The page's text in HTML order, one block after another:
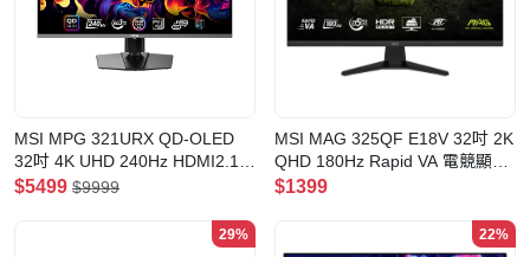
MSI MPG 321URX QD-OLED
32吋 4K UHD 240Hz HDMI2.1
QD-OLED 電競顯示器(MO-
$5499 $9999
MSI MAG 325QF E18V 32吋 2K
QHD 180Hz Rapid VA 電競顯示
器
$1399
29% 22%